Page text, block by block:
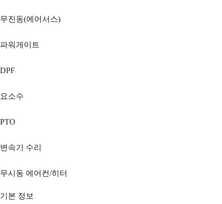
무진동(에어서스)
파워게이트
DPF
요소수
PTO
변속기 수리
무시동 에어컨/히터
기본 정보